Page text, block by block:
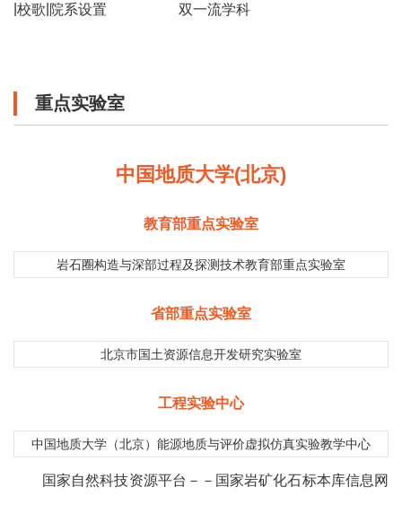
校歌 院系设置 双一流学科
重点实验室
中国地质大学(北京)
教育部重点实验室
岩石圈构造与深部过程及探测技术教育部重点实验室
省部重点实验室
北京市国土资源信息开发研究实验室
工程实验中心
中国地质大学（北京）能源地质与评价虚拟仿真实验教学中心
国家自然科技资源平台－－国家岩矿化石标本库信息网